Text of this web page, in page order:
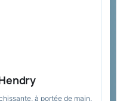
à portée de main.